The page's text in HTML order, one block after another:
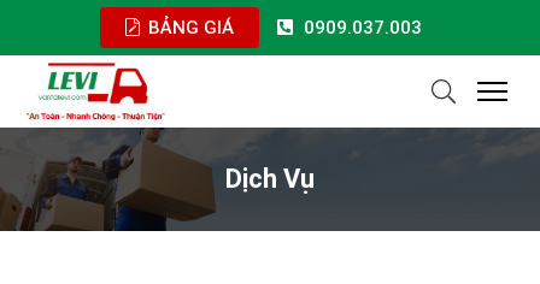
BẢNG GIÁ 0909.037.003
Dịch Vụ